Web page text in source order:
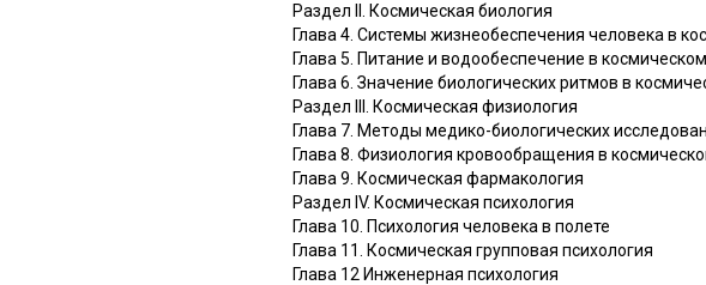
Раздел II. Космическая биология
Глава 4. Системы жизнеобеспечения человека в
Глава 5. Питание и водообеспечение в
Глава 6. Значение биологических ритмов в
Раздел III. Космическая физиология
Глава 7. Методы медико-биологических
Глава 8. Физиология кровообращения в
Глава 9. Космическая фармакология
Раздел IV. Космическая психология
Глава 10. Психология человека в полете
Глава 11. Космическая групповая психология
Глава 12 Инженерная психология